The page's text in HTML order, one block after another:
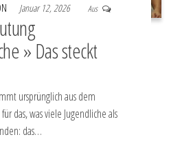
Januar 12, 2026 Aus
» Das steckt
ursprünglich aus dem
das, was viele Jugendliche als
das…